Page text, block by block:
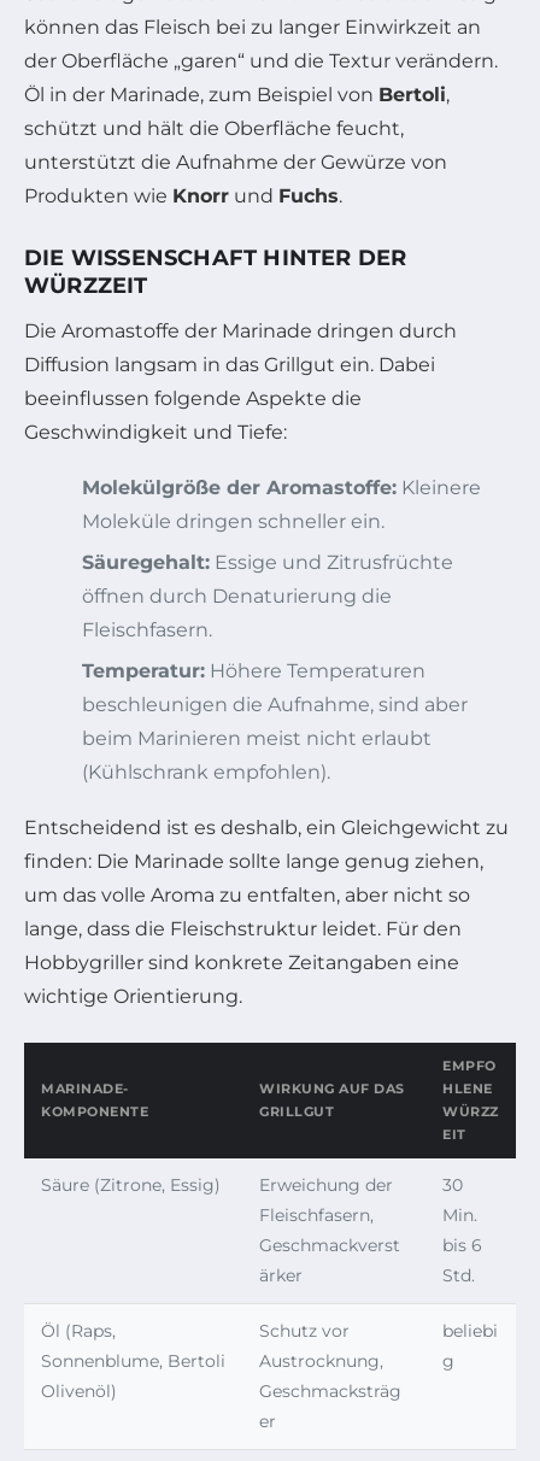
können das Fleisch bei zu langer Einwirkzeit an
der Oberfläche „garen“ und die Textur verändern.
Öl in der Marinade, zum Beispiel von Bertoli,
schützt und hält die Oberfläche feucht,
unterstützt die Aufnahme der Gewürze von
Produkten wie Knorr und Fuchs.
DIE WISSENSCHAFT HINTER DER
WÜRZZEIT
Die Aromastoffe der Marinade dringen durch
Diffusion langsam in das Grillgut ein. Dabei
beeinflussen folgende Aspekte die
Geschwindigkeit und Tiefe:
Molekülgröße der Aromastoffe: Kleinere
Moleküle dringen schneller ein.
Säuregehalt: Essige und Zitrusfrüchte
öffnen durch Denaturierung die
Fleischfasern.
Temperatur: Höhere Temperaturen
beschleunigen die Aufnahme, sind aber
beim Marinieren meist nicht erlaubt
(Kühlschrank empfohlen).
Entscheidend ist es deshalb, ein Gleichgewicht zu
finden: Die Marinade sollte lange genug ziehen,
um das volle Aroma zu entfalten, aber nicht so
lange, dass die Fleischstruktur leidet. Für den
Hobbygriller sind konkrete Zeitangaben eine
wichtige Orientierung.
MARINADE-
KOMPONENTE
WIRKUNG AUF DAS
GRILLGUT
EMPFO
HLENE
WÜRZZ
EIT
Säure (Zitrone, Essig)
Erweichung der
Fleischfasern,
Geschmackverst
ärker
30
Min.
bis 6
Std.
Öl (Raps,
Sonnenblume, Bertoli
Olivenöl)
Schutz vor
Austrocknung,
Geschmacksträg
er
beliebi
g